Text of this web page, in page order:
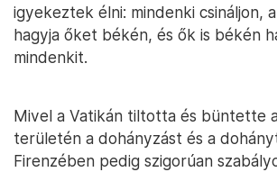
igyekeztek élni: mindenki csináljon,
hagyja őket békén, és ők is békén
mindenkit.
Mivel a Vatikán tiltotta és büntette
területén a dohányzást és a
Firenzében pedig szigorúan